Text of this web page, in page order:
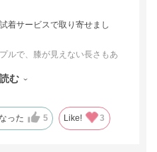
着サービスで取り寄せまし
ルで、膝が見えない長さもあ
着たときの心地よさとして、
ことを考えて、よくよく検討
む
った 5 Like! 3